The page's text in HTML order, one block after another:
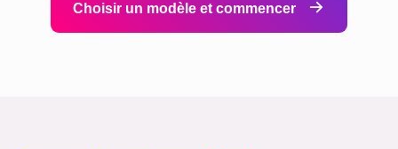
Choisir un modèle et commencer